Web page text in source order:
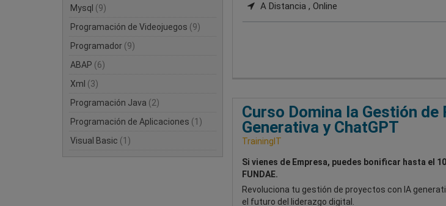
Mysql (9)
Programación de Videojuegos (9)
Programador (9)
ABAP (6)
Xml (3)
Programación Java (2)
Programación de Aplicaciones (1)
Visual Basic (1)
A Distancia , Online
Curso Domina la Gestión
Generativa y ChatGPT
TrainingIT
Si vienes de Empresa, puedes bonificar hasta el
FUNDAE.
Revoluciona tu gestión de proyectos con IA
el futuro del liderazgo digital.